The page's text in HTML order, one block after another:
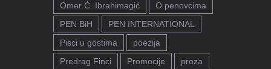
Omer Ć. Ibrahimagić
O penovcima
PEN BiH
PEN INTERNATIONAL
Pisci u gostima
poezija
Predrag Finci
Promocije
proza